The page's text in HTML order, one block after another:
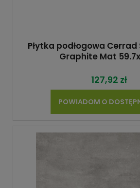
Płytka podłogowa
Graphite Mat
127,92 zł
POWIADOM O